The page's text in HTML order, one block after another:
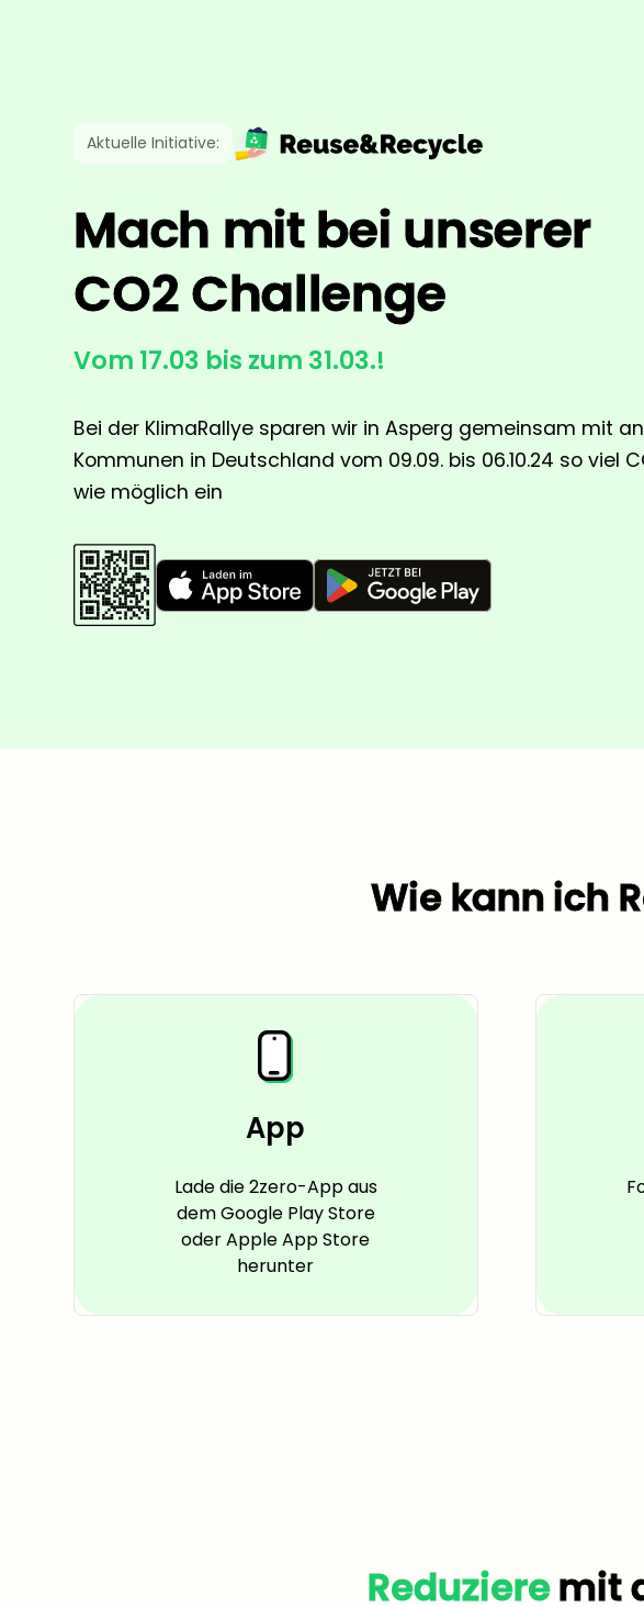
Aktuelle Initiative:
Mach mit bei unserer
CO2 Challenge
Vom 17.03 bis zum 31.03.!
Bei der KlimaRallye sparen wir in Asperg gemeinsam mit
Kommunen in Deutschland vom 09.09. bis 06.10.24 so viel
wie möglich ein
Wie kann ich
App
Lade die 2zero-App aus
dem Google Play Store
oder Apple App Store
herunter
Reduzieremit